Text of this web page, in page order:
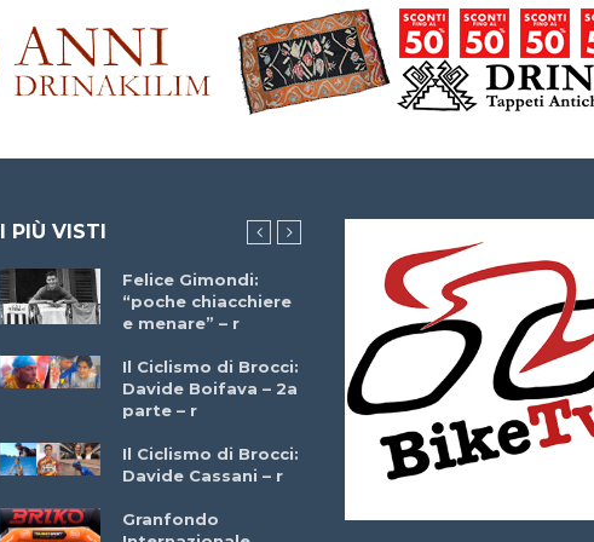
I PIÙ VISTI
Felice Gimondi:
“poche chiacchiere
e menare” – r
Il Ciclismo di Brocci:
Davide Boifava – 2a
parte – r
Il Ciclismo di Brocci:
Davide Cassani – r
Granfondo
Brocci Incontra
Giuseppe Martinelli
– r
Che cos’è il
triathlon? Con
Simone Diamantini
– r
Marzo 2025 –